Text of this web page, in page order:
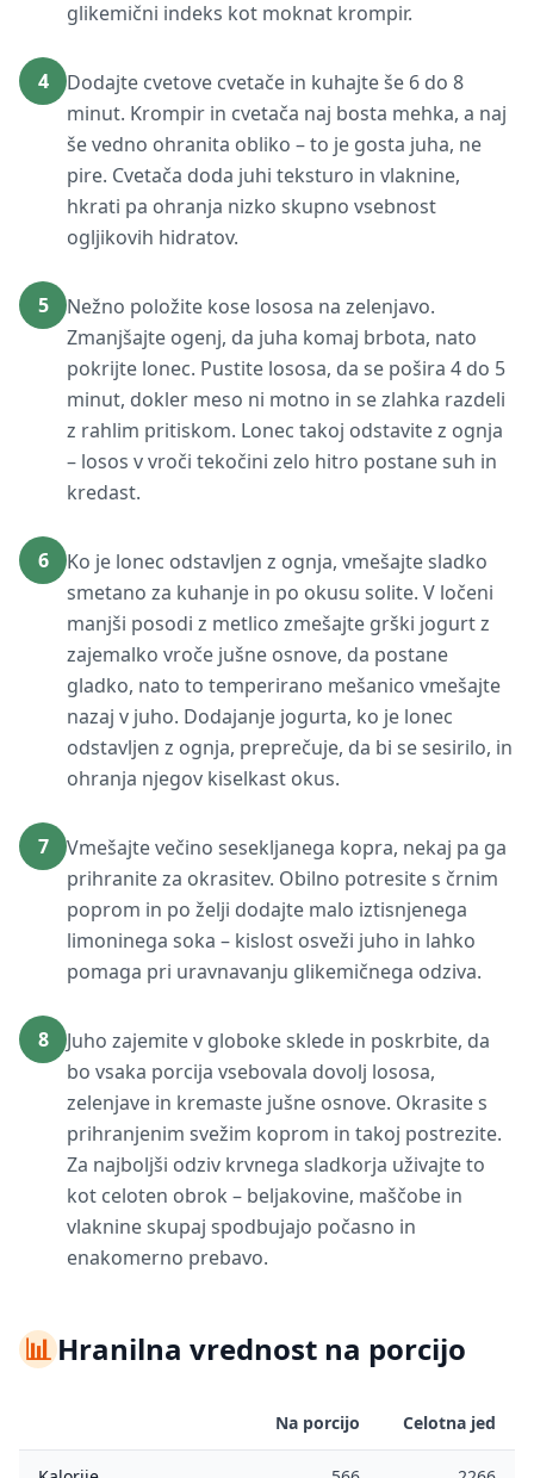
glikemični indeks kot moknat krompir.
4
Dodajte cvetove cvetače in kuhajte še 6 do 8
minut. Krompir in cvetača naj bosta mehka, a naj
še vedno ohranita obliko – to je gosta juha, ne
pire. Cvetača doda juhi teksturo in vlaknine,
hkrati pa ohranja nizko skupno vsebnost
ogljikovih hidratov.
5
Nežno položite kose lososa na zelenjavo.
Zmanjšajte ogenj, da juha komaj brbota, nato
pokrijte lonec. Pustite lososa, da se pošira 4 do 5
minut, dokler meso ni motno in se zlahka razdeli
z rahlim pritiskom. Lonec takoj odstavite z ognja
– losos v vroči tekočini zelo hitro postane suh in
kredast.
6
Ko je lonec odstavljen z ognja, vmešajte sladko
smetano za kuhanje in po okusu solite. V ločeni
manjši posodi z metlico zmešajte grški jogurt z
zajemalko vroče jušne osnove, da postane
gladko, nato to temperirano mešanico vmešajte
nazaj v juho. Dodajanje jogurta, ko je lonec
odstavljen z ognja, preprečuje, da bi se sesirilo, in
ohranja njegov kiselkast okus.
7
Vmešajte večino sesekljanega kopra, nekaj pa ga
prihranite za okrasitev. Obilno potresite s črnim
poprom in po želji dodajte malo iztisnjenega
limoninega soka – kislost osveži juho in lahko
pomaga pri uravnavanju glikemičnega odziva.
8
Juho zajemite v globoke sklede in poskrbite, da
bo vsaka porcija vsebovala dovolj lososa,
zelenjave in kremaste jušne osnove. Okrasite s
prihranjenim svežim koprom in takoj postrezite.
Za najboljši odziv krvnega sladkorja uživajte to
kot celoten obrok – beljakovine, maščobe in
vlaknine skupaj spodbujajo počasno in
enakomerno prebavo.
📊Hranilna vrednost na porcijo
Na porcijo Celotna jed